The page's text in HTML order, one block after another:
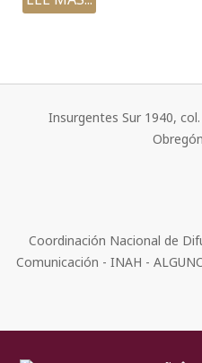
Insurgentes Sur 1940,
Coordinación Nacional de
Comunicación - INAH -